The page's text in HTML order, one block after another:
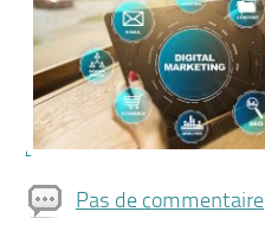
Pas de commentaire